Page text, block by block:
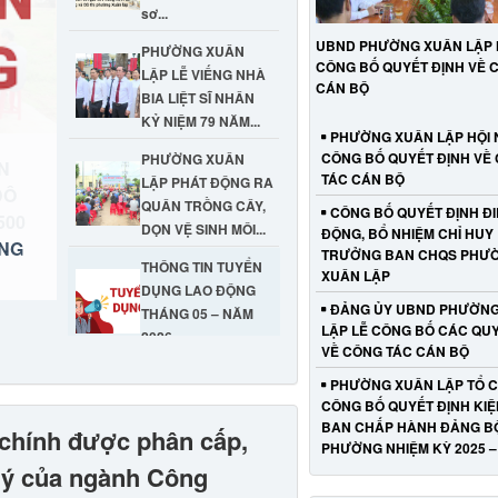
-
sơ...
PHƯỜNG XUÂN
LẬP LỄ VIẾNG NHÀ
BIA LIỆT SĨ NHÂN
KỶ NIỆM 79 NĂM...
PHƯỜNG XUÂN
LẬP PHÁT ĐỘNG RA
QUÂN TRỒNG CÂY,
DỌN VỆ SINH MÔI...
THÔNG TIN TUYỂN
DỤNG LAO ĐỘNG
THÁNG 05 – NĂM
2026
Thường...
được phân cấp,
của ngành Công
UBND PHƯỜNG XUÂN LẬP
CÔNG BỐ QUYẾT ĐỊNH VỀ
CÁN BỘ
PHƯỜNG XUÂN LẬP HỘI
CÔNG BỐ QUYẾT ĐỊNH VỀ
TÁC CÁN BỘ
CÔNG BỐ QUYẾT ĐỊNH
ĐỘNG, BỔ NHIỆM CHỈ HUY
TRƯỞNG BAN CHQS
XUÂN LẬP
ĐẢNG ỦY UBND
LẬP LỄ CÔNG BỐ CÁC
VỀ CÔNG TÁC CÁN BỘ
PHƯỜNG XUÂN LẬP TỔ
CÔNG BỐ QUYẾT ĐỊNH
BAN CHẤP HÀNH ĐẢNG
PHƯỜNG NHIỆM KỲ 2025